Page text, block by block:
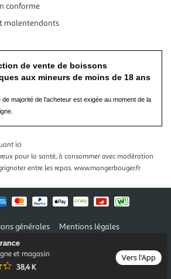
et magasin
38,4 K
Vers l'App
conforme
malentendants
de vente de boissons
aux mineurs de moins de 18 ans
de majorité de l'acheteur est exigée au moment de la
ici
pour la santé, à consommer avec modération
entre les repas. www.mangerbouger.fr
générales
Mentions légales
et promotions
Informations légales marketplace
2026 © Tous droits réservés